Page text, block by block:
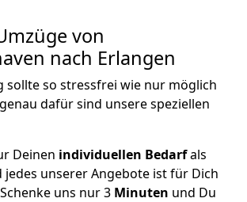
von
nach Erlangen
sollte so stressfrei wie nur möglich
dafür sind unsere speziellen
Deinen individuellen Bedarfals
jedes unserer Angebote ist für Dich
uns nur 3 Minuten und Du